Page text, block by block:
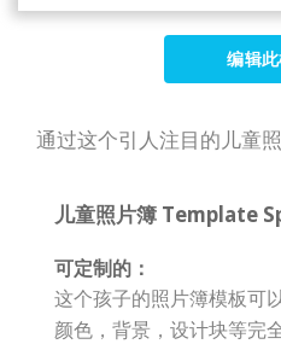
编辑
通过这个引人注目的儿童
儿童照片簿 Template
可定制的：
这个孩子的照片簿模板可
颜色，背景，设计块等完